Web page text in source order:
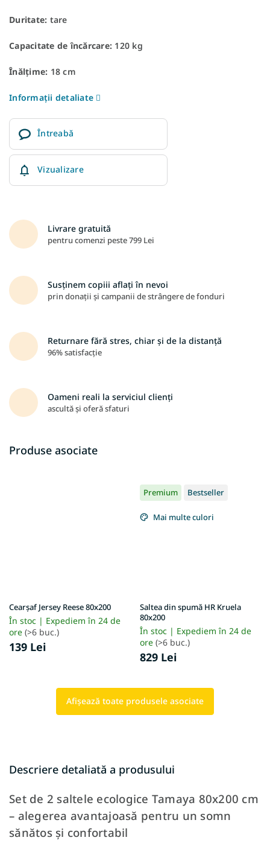
Duritate: tare
Capacitate de încărcare: 120 kg
Înălțime: 18 cm
Informaţii detaliate
Întreabă
Vizualizare
Livrare gratuită
pentru comenzi peste 799 Lei
Susținem copiii aflați în nevoi
prin donații și campanii de strângere de fonduri
Returnare fără stres, chiar și de la distanță
96% satisfacție
Oameni reali la serviciul clienți
ascultă și oferă sfaturi
Produse asociate
Cearșaf Jersey Reese 80x200
În stoc | Expediem în 24 de
ore (>6 buc.)
139 Lei
Premium Bestseller
Mai multe culori
Saltea din spumă HR Kruela
80x200
În stoc | Expediem în 24 de
ore (>6 buc.)
829 Lei
Afişează toate produsele asociate
Descriere detaliată a produsului
Set de 2 saltele ecologice Tamaya 80x200 cm
– alegerea avantajoasă pentru un somn
sănătos și confortabil